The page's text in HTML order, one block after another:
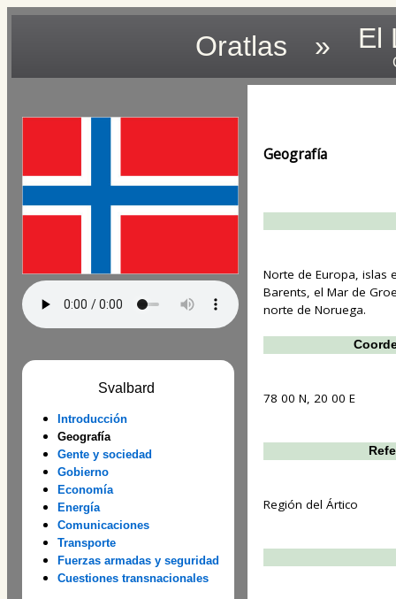
Oratlas » El
Svalbard
Introducción
Geografía
Gente y sociedad
Gobierno
Economía
Energía
Comunicaciones
Transporte
Fuerzas armadas y seguridad
Cuestiones transnacionales
Geografía
Norte de Europa, islas
Barents, el Mar de
norte de Noruega.
78 00 N, 20 00 E
Región del Ártico